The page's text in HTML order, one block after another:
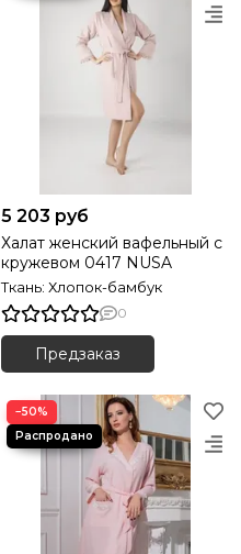
5 203 руб
Халат женский вафельный с
кружевом 0417 NUSA
Ткань: Хлопок-бамбук
0
Предзаказ
−50%